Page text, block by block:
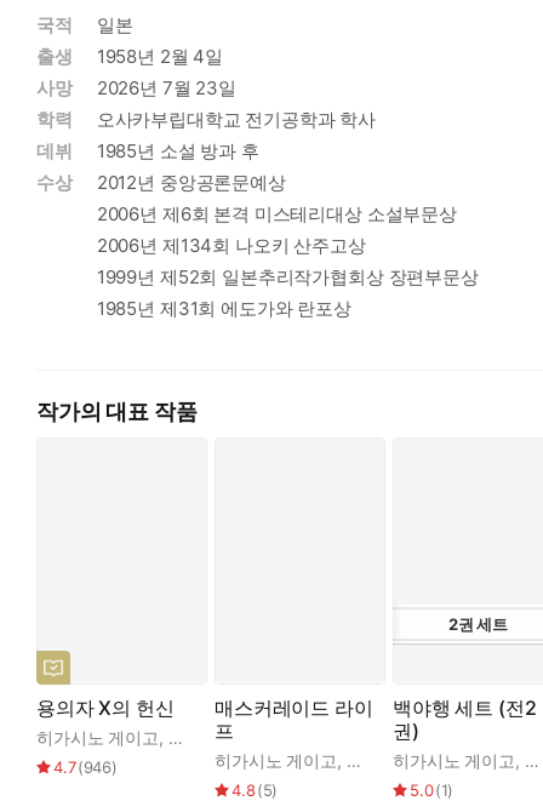
히가시노 게이고, 청년 백수의 언어로 기적과 감동을 추리하다
뚜렷한 계획 없이 하루하루를 살아가던 세 명의 젊은이에게 일
이야기의 중심축인 아쓰야, 고헤이, 쇼타는 당장 내일 일도 어떻
도 직장에서 해고를 당하거나 편의점 아르바이트로 겨우 생계
의뢰한 사람들에게 상처를 주기도 한다.
이런 사치스러운 고민을 들려주시다니, 참 고맙군요.
앞으로 삼십 년만 지나보세요. 그런 태평한 소리를 하고 있을
_제2장 한밤중에 하모니카를
하지만 처음에는 비꼬는 듯한 말투에 반감을 가졌던 상담자들
것이다. 누가 봐도 실패한 인생을 살고 있는 결점투성이의 젊
“지금까지 살아오면서 오늘 밤 처음으로 남에게 도움 되는 일을
이렇게 사회적 관심에서 소외되어 있던 인물들이 타인과의 관
■ 히가시노 게이고가 들려주는 가슴 훈훈한 이야기
국적
일본
출생
1958년 2월 4일
사망
2026년 7월 23일
학력
오사카부립대학교 전기공학과 학사
데뷔
1985년 소설 방과 후
수상
2012년 중앙공론문예상
2006년 제6회 본격 미스테리대상 소설부문상
2006년 제134회 나오키 산주고상
1999년 제52회 일본추리작가협회상 장편부문상
1985년 제31회 에도가와 란포상
작가의 대표 작품
용의자 X의 헌신
히가시노 게이고, 양억관
4.7(946)
매스커레이드 라이
프
히가시노 게이고, 김은모
4.8(5)
2권세트
백야행 세트 (전2
권)
히가시노 게이고,
5.0(1)